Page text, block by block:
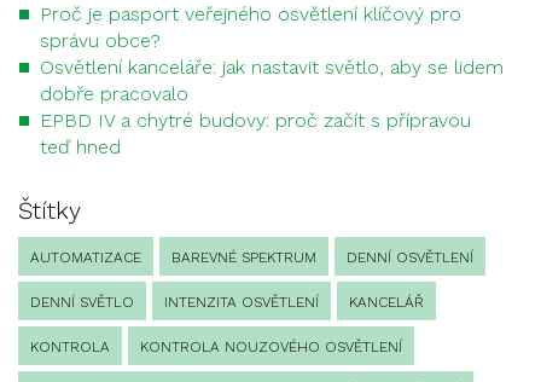
Proč je pasport veřejného osvětlení klíčový pro
správu obce?
Osvětlení kanceláře: jak nastavit světlo, aby se lidem
dobře pracovalo
EPBD IV a chytré budovy: proč začít s přípravou
teď hned
Štítky
AUTOMATIZACE BAREVNÉ SPEKTRUM DENNÍ OSVĚTLENÍ
DENNÍ SVĚTLO INTENZITA OSVĚTLENÍ KANCELÁŘ
KONTROLA KONTROLA NOUZOVÉHO OSVĚTLENÍ